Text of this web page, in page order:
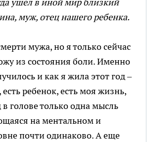
ушел в иной мир близкий
муж, отец нашего ребенка.
мужа, но я только сейчас
из состояния боли. Именно
и как я жила этот год –
ребенок, есть моя жизнь,
в голове только одна мысль
на ментальном и
почти одинаково. А еще